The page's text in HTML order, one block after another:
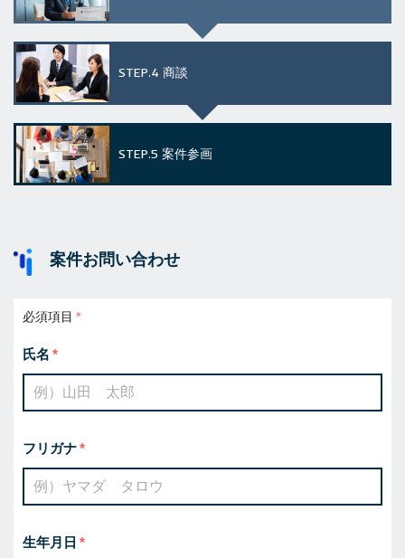
STEP.4 商談
STEP.5 案件参画
案件お問い合わせ
必須項目
氏名
フリガナ
生年月日